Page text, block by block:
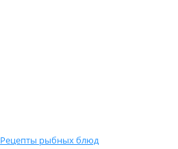
Рецепты рыбных блюд